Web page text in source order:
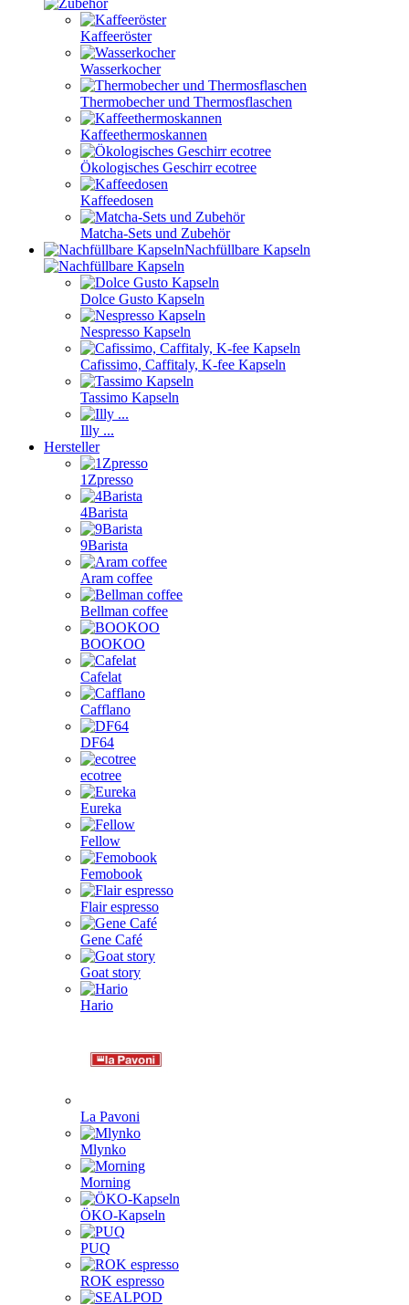
Kaffeeröster
Wasserkocher
Thermobecher und Thermosflaschen
Kaffeethermoskannen
Ökologisches Geschirr ecotree
Kaffeedosen
Matcha-Sets und Zubehör
Nachfüllbare Kapseln
Dolce Gusto Kapseln
Nespresso Kapseln
Cafissimo, Caffitaly, K-fee Kapseln
Tassimo Kapseln
Illy ...
Hersteller
1Zpresso
4Barista
9Barista
Aram coffee
Bellman coffee
BOOKOO
Cafelat
Cafflano
DF64
ecotree
Eureka
Fellow
Femobook
Flair espresso
Gene Café
Goat story
Hario
La Pavoni
Mlynko
Morning
ÖKO-Kapseln
PUQ
ROK espresso